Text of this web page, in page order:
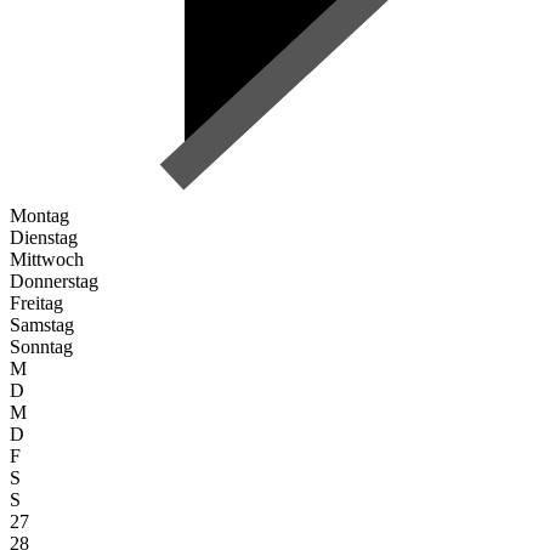
Montag
Dienstag
Mittwoch
Donnerstag
Freitag
Samstag
Sonntag
M
D
M
D
F
S
S
27
28